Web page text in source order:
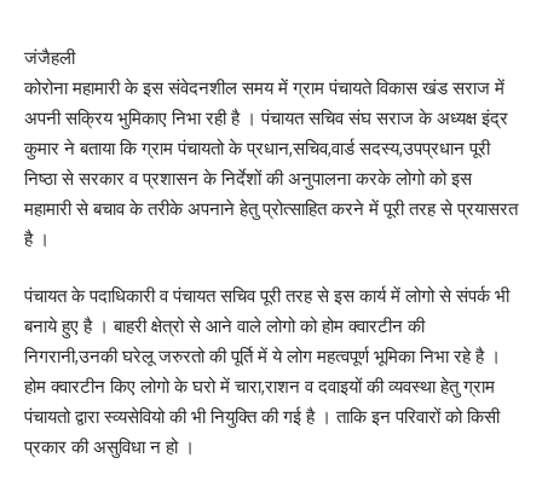
जंजैहली
कोरोना महामारी के इस संवेदनशील समय में ग्राम पंचायते विकास खंड सराज में
अपनी सक्रिय भुमिकाए निभा रही है । पंचायत सचिव संघ सराज के अध्यक्ष इंद्र
कुमार ने बताया कि ग्राम पंचायतो के प्रधान,सचिव,वार्ड सदस्य,उपप्रधान पूरी
निष्ठा से सरकार व प्रशासन के निर्देशों की अनुपालना करके लोगो को इस
महामारी से बचाव के तरीके अपनाने हेतु प्रोत्साहित करने में पूरी तरह से प्रयासरत
है ।
पंचायत के पदाधिकारी व पंचायत सचिव पूरी तरह से इस कार्य में लोगो से संपर्क भी
बनाये हुए है । बाहरी क्षेत्रो से आने वाले लोगो को होम क्वारटीन की
निगरानी,उनकी घरेलू जरुरतो की पूर्ति में ये लोग महत्वपूर्ण भूमिका निभा रहे है ।
होम क्वारटीन किए लोगो के घरो में चारा,राशन व दवाइयों की व्यवस्था हेतु ग्राम
पंचायतो द्वारा स्व्यसेवियो की भी नियुक्ति की गई है । ताकि इन परिवारों को किसी
प्रकार की असुविधा न हो ।